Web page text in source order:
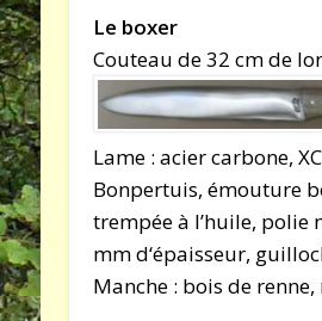
Le boxer
Couteau de 32 cm de
Lame : acier carbone,
Bonpertuis, émouture
trempée à l’huile, polie
mm d‘épaisseur,
Manche : bois de renne,